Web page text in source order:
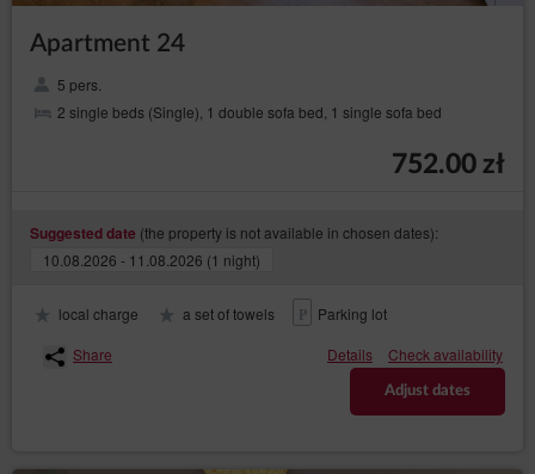
Apartment 24
5 pers.
2 single beds (Single), 1 double sofa bed, 1 single sofa bed
752.00 zł
Suggested date (the property is not available in chosen dates):
10.08.2026 - 11.08.2026 (1 night)
local charge a set of towels
Parking lot
Share
Details Check availability
Adjust dates